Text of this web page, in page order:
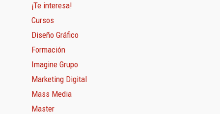
¡Te interesa!
Cursos
Diseño Gráfico
Formación
Imagine Grupo
Marketing Digital
Mass Media
Master